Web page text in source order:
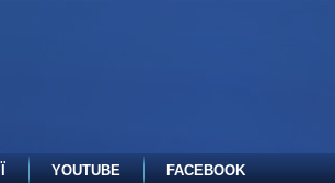
YOUTUBE FACEBOOK